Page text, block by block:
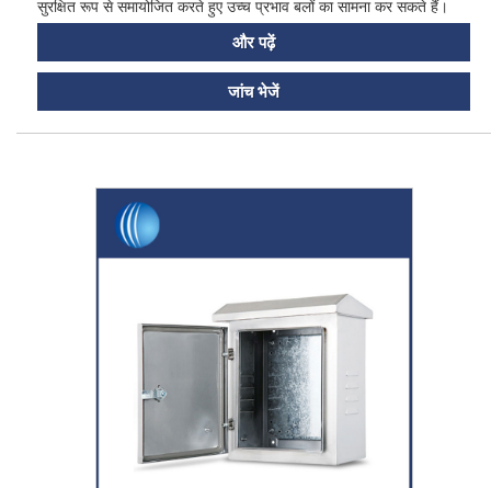
सुरक्षित रूप से समायोजित करते हुए उच्च प्रभाव बलों का सामना कर सकते हैं।
और पढ़ें
जांच भेजें